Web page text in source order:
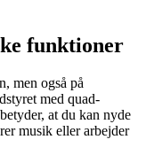
funktioner
men også på
med quad-
at du kan nyde
musik eller arbejder